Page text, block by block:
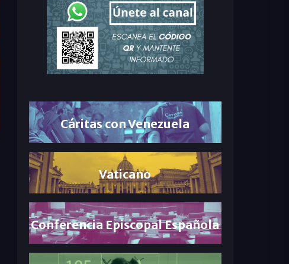
Cáritas con Venezuela
Vaticano
Conferencia Episcopal Española